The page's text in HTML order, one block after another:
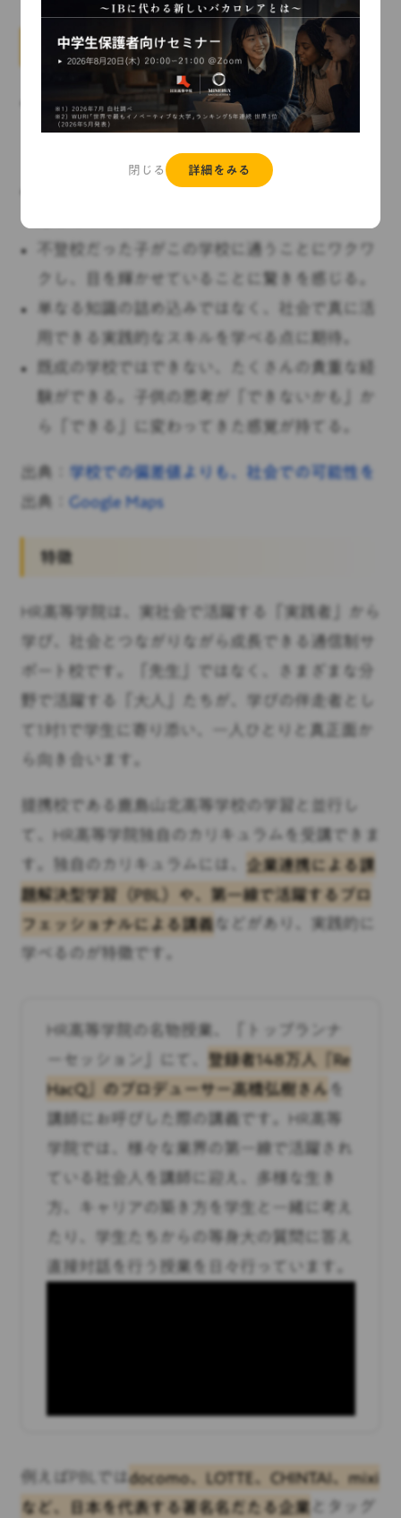
評判・口コミ
中学は不登校でほぼ通えていなかったが、子ど
も自身が週5で通いたいと希望するようになっ
学生一人ひとりに寄り添い、細やかに誠実に対
不登校だった子がこの学校に通うことにワクワ
クし、目を輝かせていることに驚きを感じる。
単なる知識の詰め込みではなく、社会で真に活
用できる実践的なスキルを学べる点に期待。
既成の学校ではできない、たくさんの貴重な経
験ができる。子供の思考が「できないかも」か
ら「できる」に変わってきた感覚が持てる。
出典：
学校での偏差値よりも、社会での可能性を
出典： Google Maps
特徴
HR高等学院は、実社会で活躍する「実践者」から
学び、社会とつながりながら成長できる通信制サ
ポート校です。「先生」ではなく、さまざまな分
野で活躍する「大人」たちが、学びの伴走者とし
て1対1で学生に寄り添い、一人ひとりと真正面か
ら向き合います。
提携校である鹿島山北高等学校の学習と並行し
て、HR高等学院独自のカリキュラムを受講できま
す。独自のカリキュラムには、 企業連携による課
題解決型学習（PBL）や、第一線で活躍するプロ
フェッショナルによる講義 などがあり、実践的に
学べるのが特徴です。
HR高等学院の名物授業、「トップランナ
ーセッション」にて、
登録者148万人『Re
HacQ』のプロデューサー高橋弘樹さん
講師にお呼びした際の講義です。HR高等
学院では、様々な業界の第一線で活躍され
ている社会人を講師に迎え、多様な生き
方、キャリアの築き方を学生と一緒に考え
たり、学生たちからの等身大の質問に答え
直接対話を行う授業を日々行っています。
例えばPBLではdocomo、LOTTE、CHINTAI、mixi
など、日本を代表する著名名だたる企業
とタッグ
閉じる 詳細をみる